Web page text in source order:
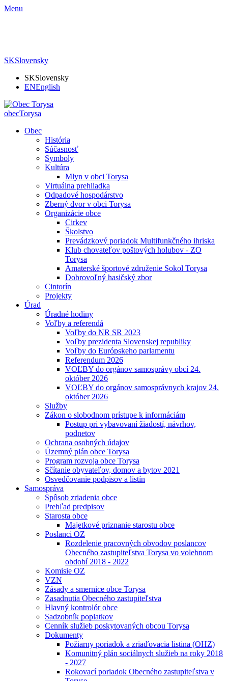
Menu
SKSlovensky
SKSlovensky
ENEnglish
obecTorysa
Obec
História
Súčasnosť
Symboly
Kultúra
Mlyn v obci Torysa
Virtuálna prehliadka
Odpadové hospodárstvo
Zberný dvor v obci Torysa
Organizácie obce
Cirkev
Školstvo
Prevádzkový poriadok Multifunkčného ihriska
Klub chovateľov poštových holubov - ZO
Torysa
Amaterské športové združenie Sokol Torysa
Dobrovoľný hasičský zbor
Cintorín
Projekty
Úrad
Úradné hodiny
Voľby a referendá
Voľby do NR SR 2023
Voľby prezidenta Slovenskej republiky
Voľby do Európskeho parlamentu
Referendum 2026
VOĽBY do orgánov samosprávy obcí 24.
október 2026
VOĽBY do orgánov samosprávnych krajov 24.
október 2026
Služby
Zákon o slobodnom prístupe k informáciám
Postup pri vybavovaní žiadostí, návrhov,
podnetov
Ochrana osobných údajov
Územný plán obce Torysa
Program rozvoja obce Torysa
Sčítanie obyvateľov, domov a bytov 2021
Osvedčovanie podpisov a listín
Samospráva
Spôsob zriadenia obce
Prehľad predpisov
Starosta obce
Majetkové priznanie starostu obce
Poslanci OZ
Rozdelenie pracovných obvodov poslancov
Obecného zastupiteľstva Torysa vo volebnom
období 2018 - 2022
Komisie OZ
VZN
Zásady a smernice obce Torysa
Zasadnutia Obecného zastupiteľstva
Hlavný kontrolór obce
Sadzobník poplatkov
Cenník služieb poskytovaných obcou Torysa
Dokumenty
Požiarny poriadok a zriaďovacia listina (OHZ)
Komunitný plán sociálnych služieb na roky 2018
- 2027
Rokovací poriadok Obecného zastupiteľstva v